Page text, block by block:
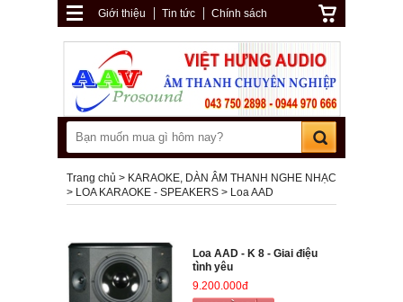
Giới thiệu Tin tức Chính sách
Trang chủ
KARAOKE, DÀN ÂM THANH NGHE NHẠC
LOA KARAOKE - SPEAKERS
Loa AAD
Loa AAD - K 8 - Giai điệu
tình yêu
9.200.000đ